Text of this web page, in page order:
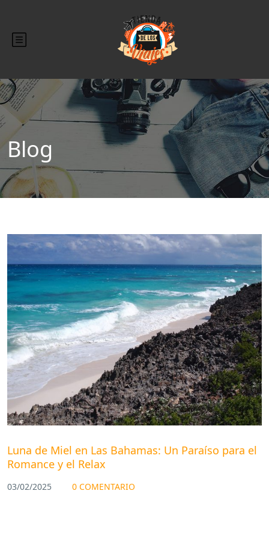
Blog
Luna de Miel en Las Bahamas: Un Paraíso para el
Romance y el Relax
03/02/2025 0 COMENTARIO